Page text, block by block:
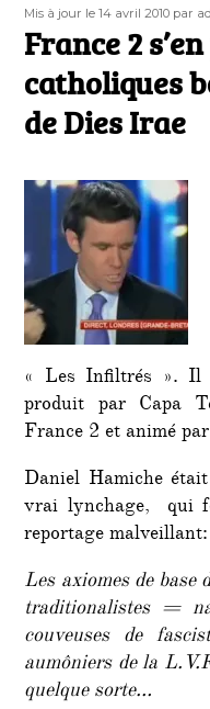
Publié
le
Mis à jour le 14 avril 2010 par
France 2
catholiques
de Dies Irae
« Les Infiltrés ». Il
produit par Capa
France 2 et animé
Daniel Hamiche
vrai lynchage, qui
reportage malveillant:
Les axiomes de
traditionalistes =
couveuses de
aumôniers de la
quelque sorte…